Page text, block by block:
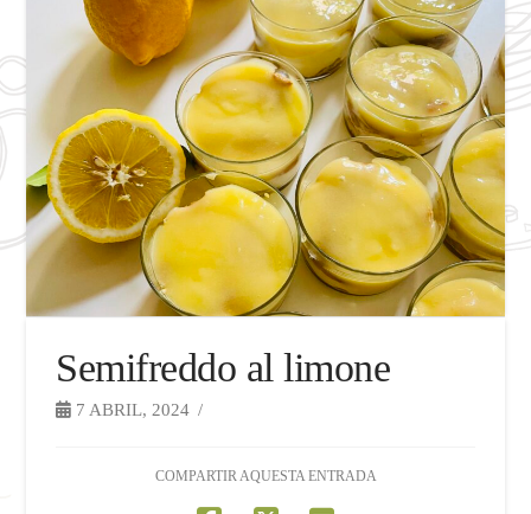
Semifreddo al limone
7 ABRIL, 2024
COMPARTIR AQUESTA ENTRADA